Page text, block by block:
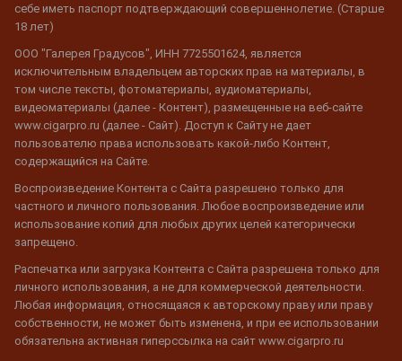
себе иметь паспорт подтверждающий совершеннолетие. (Старше
18 лет)
ООО "Галерея Градусов", ИНН 7725501624, является
исключительным владельцем авторских прав на материалы, в
том числе тексты, фотоматериалы, аудиоматериалы,
видеоматериалы (далее - Контент), размещенные на веб-сайте
www.cigarpro.ru (далее - Сайт). Доступ к Сайту не дает
пользователю права использовать какой-либо Контент,
содержащийся на Сайте.
Воспроизведение Контента с Сайта разрешено только для
частного и личного пользования. Любое воспроизведение или
использование копий для любых других целей категорически
запрещено.
Распечатка или загрузка Контента с Сайта разрешена только для
личного использования, а не для коммерческой деятельности.
Любая информация, относящаяся к авторскому праву или праву
собственности, не может быть изменена, и при ее использовании
обязательна активная гиперссылка на сайт www.cigarpro.ru